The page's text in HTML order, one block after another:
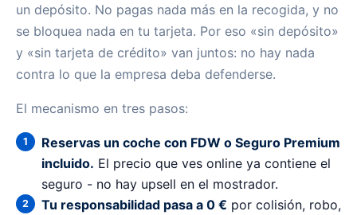
un depósito. No pagas nada más en la recogida, y no
se bloquea nada en tu tarjeta. Por eso «sin depósito»
y «sin tarjeta de crédito» van juntos: no hay nada
contra lo que la empresa deba defenderse.
El mecanismo en tres pasos:
Reservas un coche con FDW o Seguro Premium
incluido. El precio que ves online ya contiene el
seguro - no hay upsell en el mostrador.
Tu responsabilidad pasa a 0 € por colisión, robo,